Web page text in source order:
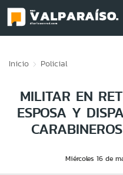
Inicio Policial
MILITAR EN
ESPOSA Y
Miércoles 16 de